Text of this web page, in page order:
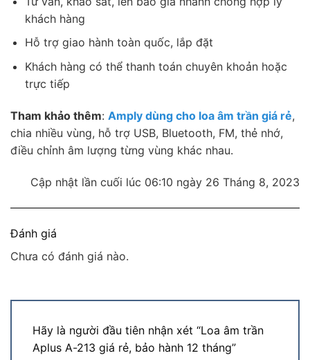
khách hàng
Hỗ trợ giao hành toàn quốc, lắp đặt
Khách hàng có thể thanh toán chuyên khoản hoặc
trực tiếp
Tham khảo thêm: Amply dùng cho loa âm trần giá rẻ,
chia nhiều vùng, hỗ trợ USB, Bluetooth, FM, thẻ nhớ,
điều chỉnh âm lượng từng vùng khác nhau.
Cập nhật lần cuối lúc 06:10 ngày 26 Tháng 8, 2023
Đánh giá
Chưa có đánh giá nào.
Hãy là người đầu tiên nhận xét “Loa âm trần
Aplus A-213 giá rẻ, bảo hành 12 tháng”